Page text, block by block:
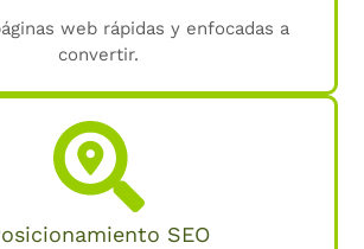
web rápidas y enfocadas a
convertir.
SEO